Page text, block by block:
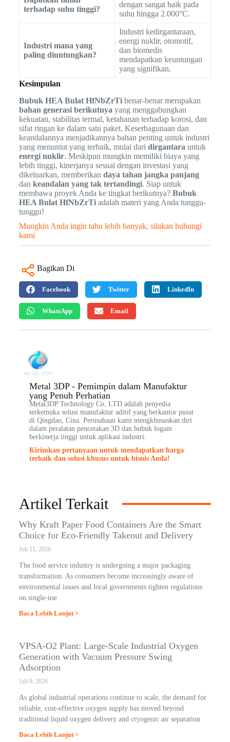
terhadap suhu tinggi?
dengan sangat baik pada
suhu hingga 2.000°C.
Industri mana yang
paling diuntungkan?
Industri kedirgantaraan,
energi nuklir, otomotif,
dan biomedis
mendapatkan keuntungan
yang signifikan.
Kesimpulan
Bubuk HEA Bulat HfNbZrTibenar-benar merupakan
bahan generasi berikutnya yang menggabungkan
kekuatan, stabilitas termal, ketahanan terhadap korosi, dan
sifat ringan ke dalam satu paket. Keserbagunaan dan
keandalannya menjadikannya bahan penting untuk industri
yang menuntut yang terbaik, mulai dari dirgantara untuk
energi nuklir. Meskipun mungkin memiliki biaya yang
lebih tinggi, kinerjanya sesuai dengan investasi yang
dikeluarkan, memberikan daya tahan jangka panjang
dan keandalan yang tak tertandingi. Siap untuk
membawa proyek Anda ke tingkat berikutnya? Bubuk
HEA Bulat HfNbZrTiadalah materi yang Anda tunggu-
tunggu!
Mungkin Anda ingin tahu lebih banyak, silakan hubungi
kami
Bagikan Di
Facebook Twitter LinkedIn
WhatsApp Email
Metal 3DP - Pemimpin dalam Manufaktur
yang Penuh Perhatian
Metal3DP Technology Co, LTD adalah penyedia
terkemuka solusi manufaktur aditif yang berkantor pusat
di Qingdao, Cina. Perusahaan kami mengkhususkan diri
dalam peralatan pencetakan 3D dan bubuk logam
berkinerja tinggi untuk aplikasi industri.
Kirimkan pertanyaan untuk mendapatkan harga
terbaik dan solusi khusus untuk bisnis Anda!
Artikel Terkait
Why Kraft Paper Food Containers Are the Smart
Choice for Eco-Friendly Takeout and Delivery
Juli 11, 2026
The food service industry is undergoing a major packaging
transformation. As consumers become increasingly aware of
environmental issues and local governments tighten regulations
on single-use
Baca Lebih Lanjut >
VPSA-O2 Plant: Large-Scale Industrial Oxygen
Generation with Vacuum Pressure Swing
Adsorption
Juli 9, 2026
As global industrial operations continue to scale, the demand for
reliable, cost-effective oxygen supply has moved beyond
traditional liquid oxygen delivery and cryogenic air separation
Baca Lebih Lanjut >